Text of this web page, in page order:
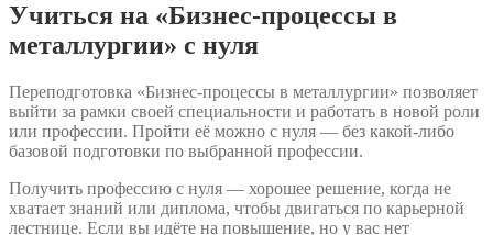
Учиться на «Бизнес-процессы в
металлургии» с нуля
Переподготовка «Бизнес-процессы в металлургии» позволяет
выйти за рамки своей специальности и работать в новой роли
или профессии. Пройти её можно с нуля — без какой-либо
базовой подготовки по выбранной профессии.
Получить профессию с нуля — хорошее решение, когда не
хватает знаний или диплома, чтобы двигаться по карьерной
лестнице. Если вы идёте на повышение, но у вас нет